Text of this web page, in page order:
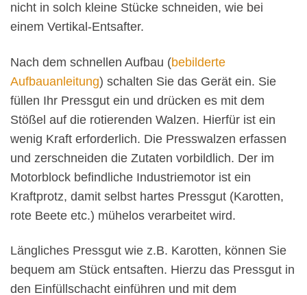
nicht in solch kleine Stücke schneiden, wie bei
einem Vertikal-Entsafter.
Nach dem schnellen Aufbau (bebilderte
Aufbauanleitung) schalten Sie das Gerät ein. Sie
füllen Ihr Pressgut ein und drücken es mit dem
Stößel auf die rotierenden Walzen. Hierfür ist ein
wenig Kraft erforderlich. Die Presswalzen erfassen
und zerschneiden die Zutaten vorbildlich. Der im
Motorblock befindliche Industriemotor ist ein
Kraftprotz, damit selbst hartes Pressgut (Karotten,
rote Beete etc.) mühelos verarbeitet wird.
Längliches Pressgut wie z.B. Karotten, können Sie
bequem am Stück entsaften. Hierzu das Pressgut in
den Einfüllschacht einführen und mit dem